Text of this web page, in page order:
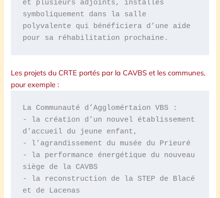
et plusieurs adjoints, installés
symboliquement dans la salle
polyvalente qui bénéficiera d’une aide
pour sa réhabilitation prochaine.
Les projets du CRTE portés par la CAVBS et les communes,
pour exemple :
La Communauté d’Agglomértaion VBS :
- la création d’un nouvel établissement
d’accueil du jeune enfant,
- l’agrandissement du musée du Prieuré
- la performance énergétique du nouveau
siège de la CAVBS
- la reconstruction de la STEP de Blacé
et de Lacenas